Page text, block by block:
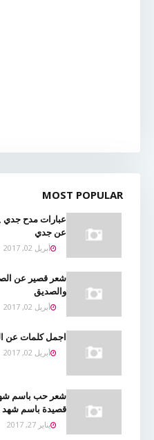
MOST POPULAR
عبارات مدح جدي
عن جدي
أبريل 02, 2017
شعر قصير عن
والصديق
أبريل 02, 2017
اجمل كلمات عن
أبريل 02, 2017
شعر حب باسم
قصيدة باسم شهد
يناير 27, 2017